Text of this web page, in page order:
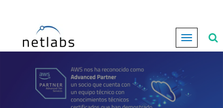
Cambiar
navegación